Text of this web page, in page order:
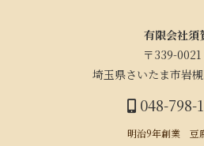
有限会社須
〒339-0021
埼玉県さいたま市岩
048-798-
明治9年創業 豆